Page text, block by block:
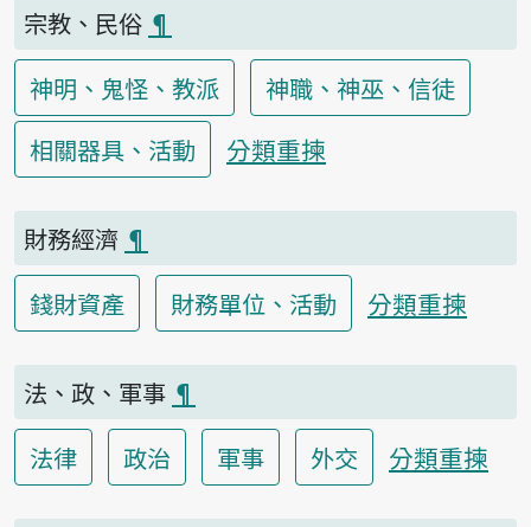
宗教、民俗 ¶
神明、鬼怪、教派
神職、神巫、信徒
相關器具、活動
分類重揀
財務經濟 ¶
錢財資產
財務單位、活動 分類重揀
法、政、軍事 ¶
法律
政治 軍事 外交 分類重揀